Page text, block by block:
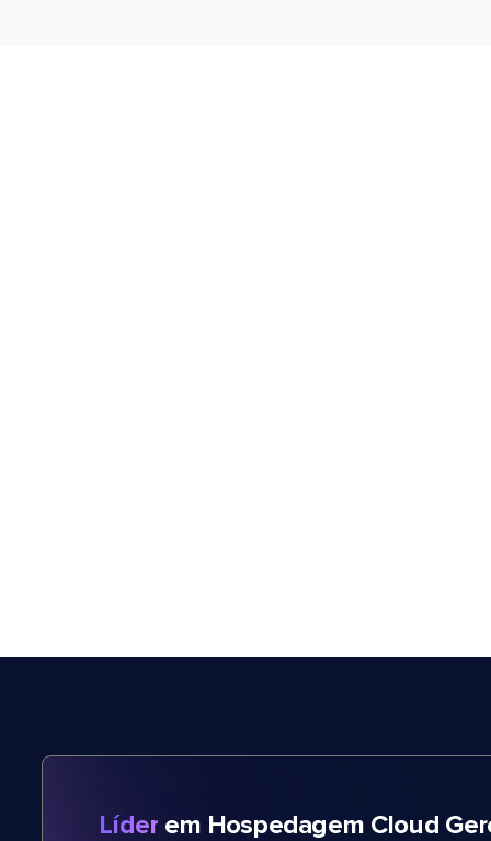
Líder em Hospedagem Cloud